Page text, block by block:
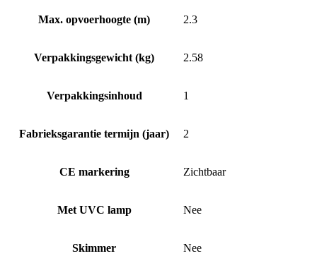
Max. opvoerhoogte (m) 2.3
Verpakkingsgewicht (kg) 2.58
Verpakkingsinhoud 1
Fabrieksgarantie termijn (jaar) 2
CE markering Zichtbaar
Met UVC lamp Nee
Skimmer Nee